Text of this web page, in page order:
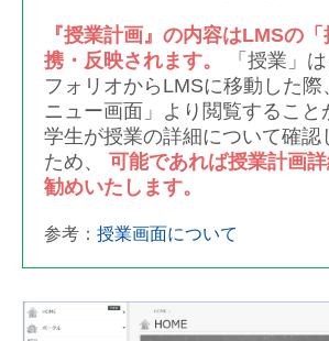
『授業計画』の内容はLMSの
携・反映されます。
「授業」
フォリオからLMSに移動した際
ニュー画面」より閲覧すること
学生が授業の詳細について確認
ため、
可能であれば授業計画
勧めいたします。
参考： 授業画面について